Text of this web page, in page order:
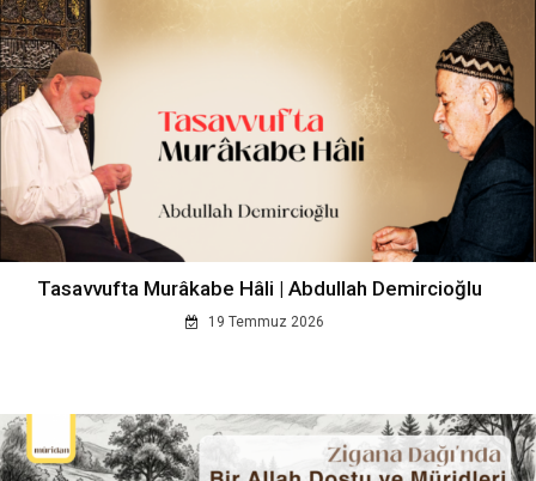
Tasavvufta Murâkabe Hâli | Abdullah Demircioğlu
19 Temmuz 2026